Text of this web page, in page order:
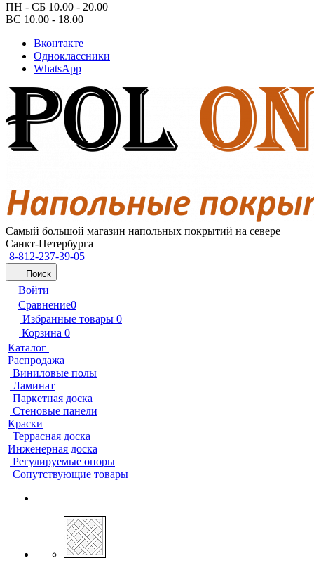
ПН - СБ 10.00 - 20.00
ВС 10.00 - 18.00
Вконтакте
Одноклассники
WhatsApp
Самый большой магазин напольных покрытий на севере
Санкт-Петербурга
8-812-237-39-05
Поиск
Войти
Сравнение0
Избранные товары 0
Корзина 0
Каталог
Распродажа
Виниловые полы
Ламинат
Паркетная доска
Стеновые панели
Краски
Террасная доска
Инженерная доска
Регулируемые опоры
Сопутствующие товары